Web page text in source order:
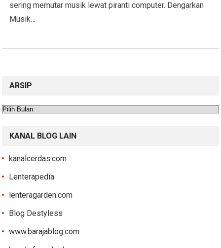
sering memutar musik lewat piranti computer. Dengarkan
Musik…
ARSIP
Arsip
KANAL BLOG LAIN
kanalcerdas.com
Lenterapedia
lenteragarden.com
Blog Destyless
www.barajablog.com